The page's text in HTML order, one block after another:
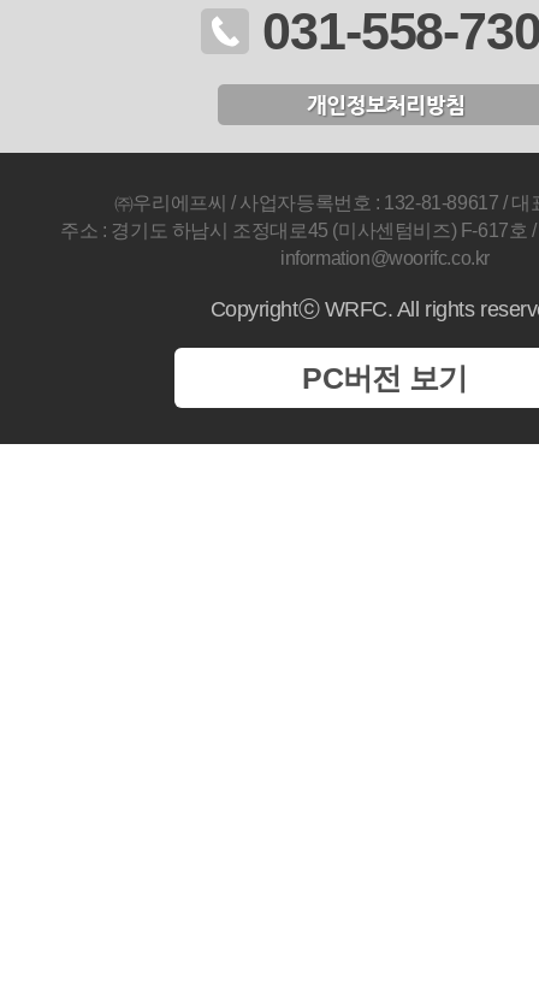
031-558-
㈜우리에프씨 / 사업자등록번호 : 132-81-89617 / 대
주소 : 경기도 하남시 조정대로45 (미사센텀비즈) F-617호
information@woorifc.co.kr
Copyrightⓒ WRFC. All rights
PC버전 보기